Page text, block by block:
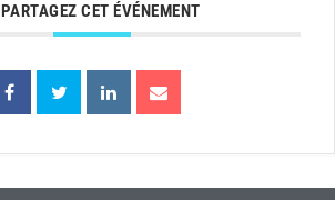
PARTAGEZ CET ÉVÉNEMENT